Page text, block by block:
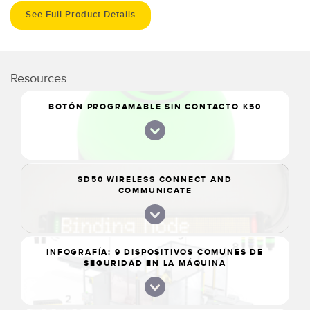
See Full Product Details
Resources
BOTÓN PROGRAMABLE SIN CONTACTO K50
SD50 WIRELESS CONNECT AND
COMMUNICATE
INFOGRAFÍA: 9 DISPOSITIVOS COMUNES DE
SEGURIDAD EN LA MÁQUINA